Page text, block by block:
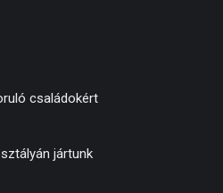
családokért
jártunk